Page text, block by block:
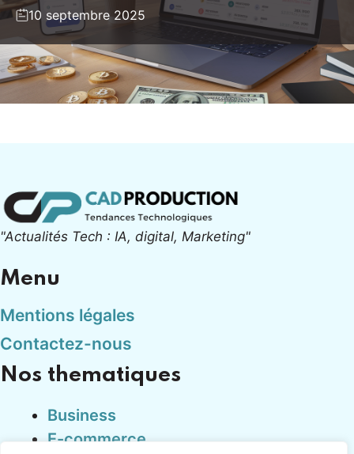
10 septembre 2025
"Actualités Tech : IA, digital, Marketing"
Menu
Mentions légales
Contactez-nous
Nos thematiques
Business
E-commerce